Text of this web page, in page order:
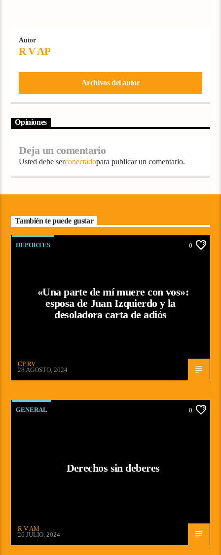
Autor
R V AP
Archivos del autor
Opiniones
Deja un comentario
Usted debe serconectadopara publicar un comentario.
También te puede gustar
DEPORTES 0
«Una parte de mí muere con vos»:
esposa de Juan Izquierdo y la
desoladora carta de adiós
CP RV
28 AGOSTO, 2024
GENERAL 0
Derechos sin deberes
R V AM
26 JULIO, 2024